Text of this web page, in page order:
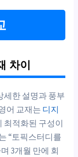
차이
세한 설명과 풍부
어 교재는 디지
최적화된 구성이
“토픽스터디를
3개월 만에 회